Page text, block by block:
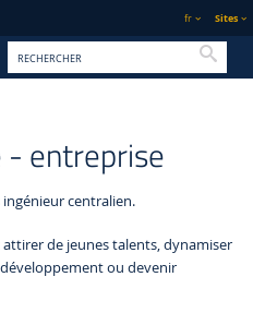
fr Sites
- entreprise
centralien.
de jeunes talents, dynamiser
ou devenir